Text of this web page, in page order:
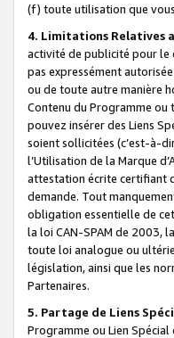
(f) toute utilisation que
4. Limitations Relatives
activité de publicité pour le
pas expressément
ou de toute autre manière
Contenu du Programme
pouvez insérer des Liens
soient sollicitées (c’est-à-
l’Utilisation de la Marque
attestation écrite certifiant
demande. Tout
obligation essentielle de
la loi CAN-SPAM de 2003,
toute loi analogue ou
législation, ainsi que les
Partenaires.
5. Partage de Liens
Programme ou Lien